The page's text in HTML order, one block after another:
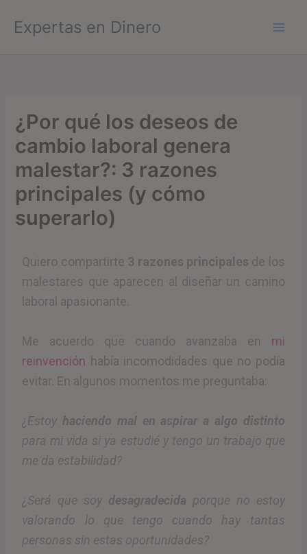
contenido
Expertas en Dinero
¿Por qué los deseos de
cambio laboral genera
malestar?: 3 razones
principales (y cómo
superarlo)
Quiero compartirte 3 razones principales de los
malestares que aparecen al diseñar un camino
laboral apasionante.
Me acuerdo que cuando avanzaba en mi
reinvención había incomodidades que no podía
evitar. En algunos momentos me preguntaba:
¿Estoy haciendo mal en aspirar a algo distinto
para mi vida si ya estudié y tengo un trabajo que
me da estabilidad?
¿Será que soy desagradecida porque no estoy
valorando lo que tengo cuando hay tantas
personas sin estas oportunidades?